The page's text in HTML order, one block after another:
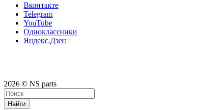
Вконтакте
Telegram
YouTube
Одноклассники
Яндекс.Дзен
2026 © NS parts
Найти